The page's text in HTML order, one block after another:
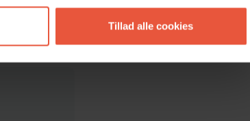
Tillad alle cookies